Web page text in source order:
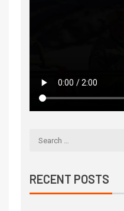
RECENT POSTS